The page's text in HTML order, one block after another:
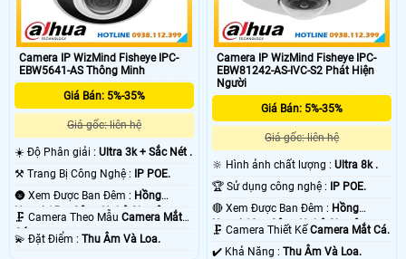
Camera IP WizMind Fisheye IPC-
EBW5641-AS Thông Minh
Giá Bán: 5%-35%
Giá gốc: liên hệ
☀️ Độ Phân giải : Ultra 3k + Sắc Nét .
⚒ Trang Bị Công Nghệ : IP POE.
🌚 Xem Được Ban Đêm : Hồng
Ngoại 15m Công Nghệ Chuyên
Dụng.
🗜️ Camera Theo Mẫu Camera Mắt
Cá.
️💫 Đặt Điểm : Thu Âm Và Loa.
Camera IP WizMind Fisheye IPC-
EBW81242-AS-IVC-S2 Phát Hiện
Người
Giá Bán: 5%-35%
Giá gốc: liên hệ
🔆 Hình ảnh chất lượng :Ultra 8k .
🏆 Sử dụng công nghệ : IP POE.
🔴 Xem Được Ban Đêm : Hồng
Ngoại 10m Công Nghệ Chuyên
Dụng.
🗜️ Camera Thiết KếCamera Mắt Cá.
️✔️ Khả Năng :Thu Âm Và Loa.